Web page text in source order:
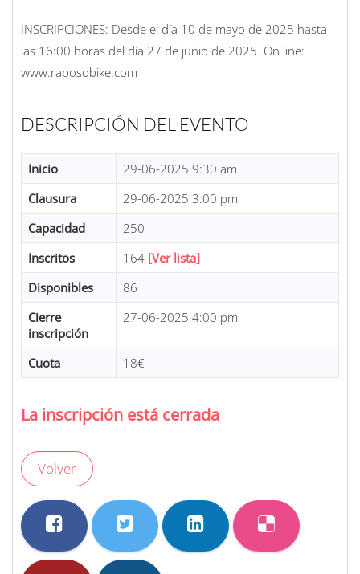
INSCRIPCIONES: Desde el día 10 de mayo de 2025 hasta
las 16:00 horas del día 27 de junio de 2025. On line:
www.raposobike.com
DESCRIPCIÓN DEL EVENTO
Inicio
29-06-2025 9:30 am
Clausura
29-06-2025 3:00 pm
Capacidad
250
Inscritos
164 [Ver lista]
Disponibles
86
Cierre
inscripción
27-06-2025 4:00 pm
Cuota 18€
La inscripción está cerrada
Volver